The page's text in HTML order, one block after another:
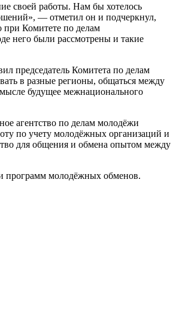
своей работы. Нам бы хотелось
— отметил он и подчеркнул,
при Комитете по делам
него были рассмотрены и такие
председатель Комитета по делам
в разные регионы, общаться между
будущее межнационального
агентство по делам молодёжи
по учету молодёжных организаций и
для общения и обмена опытом между
программ молодёжных обменов.